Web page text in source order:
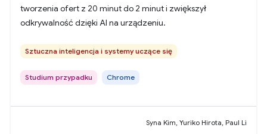
tworzenia ofert z 20 minut do 2 minut i zwiększył
odkrywalność dzięki AI na urządzeniu.
Sztuczna inteligencja i systemy uczące się
Studium przypadku Chrome
Syna Kim, Yuriko Hirota, Paul Li